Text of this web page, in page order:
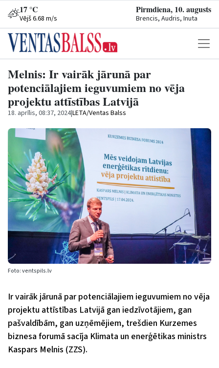
17 °C
Vējš 6.68 m/s
Pirmdiena, 10. augusts
Brencis, Audris, Inuta
Melnis: Ir vairāk jārunā par
potenciālajiem ieguvumiem no vēja
projektu attīstības Latvijā
18. aprīlis, 08:37, 2024|LETA/Ventas Balss
Foto: ventspils.lv
Ir vairāk jārunā par potenciālajiem ieguvumiem no vēja
projektu attīstības Latvijā gan iedzīvotājiem, gan
pašvaldībām, gan uzņēmējiem, trešdien Kurzemes
biznesa forumā sacīja Klimata un enerģētikas ministrs
Kaspars Melnis (ZZS).